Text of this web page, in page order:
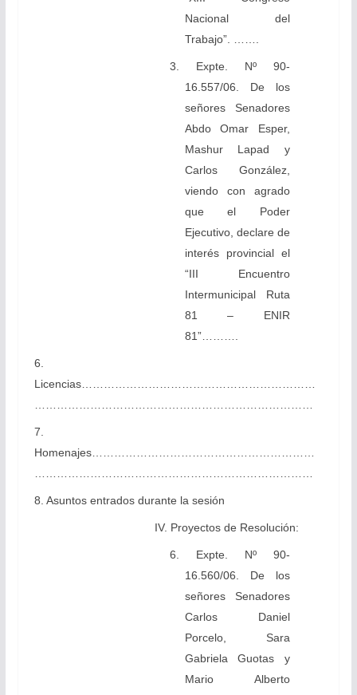
Nacional del
Trabajo”. …….
3. Expte. Nº 90-
16.557/06. De los
señores Senadores
Abdo Omar Esper,
Mashur Lapad y
Carlos González,
viendo con agrado
que el Poder
Ejecutivo, declare de
interés provincial el
“III Encuentro
Intermunicipal Ruta
81 – ENIR
81”……….
6.
Licencias………………………………………………………
…………………………………………………………………
7.
Homenajes……………………………………………………
…………………………………………………………………
8. Asuntos entrados durante la sesión
IV. Proyectos de Resolución:
6. Expte. Nº 90-
16.560/06. De los
señores Senadores
Carlos Daniel
Porcelo, Sara
Gabriela Guotas y
Mario Alberto